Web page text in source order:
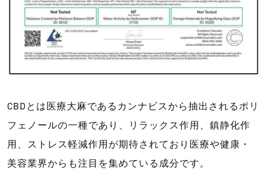
CBDとは医療大麻であるカンナビスから抽出されるポリ
フェノールの一種であり、リラックス作用、鎮静化作
用、ストレス軽減作用が期待されており医療や健康・
美容業界からも注目を集めている成分です。